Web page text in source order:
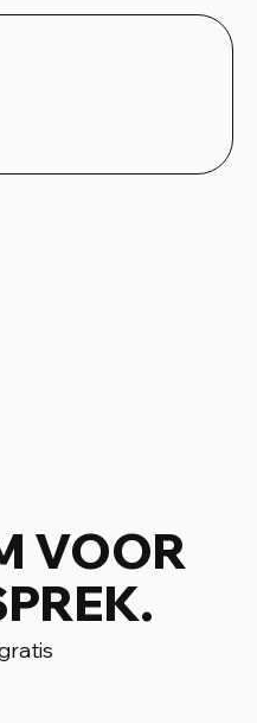
VOOR